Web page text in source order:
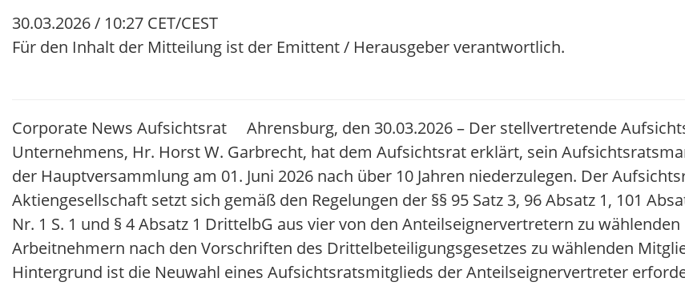
30.03.2026 / 10:27 CET/CEST
Für den Inhalt der Mitteilung ist der Emittent / Herausgeber verantwortlich.
Corporate News Aufsichtsrat Ahrensburg, den 30.03.2026 – Der stellvertretende
Unternehmens, Hr. Horst W. Garbrecht, hat dem Aufsichtsrat erklärt, sein
der Hauptversammlung am 01. Juni 2026 nach über 10 Jahren niederzulegen. Der
Aktiengesellschaft setzt sich gemäß den Regelungen der §§ 95 Satz 3, 96 Absatz 1, 101
Nr. 1 S. 1 und § 4 Absatz 1 DrittelbG aus vier von den Anteilseignervertretern zu
Arbeitnehmern nach den Vorschriften des Drittelbeteiligungsgesetzes zu wählenden
Hintergrund ist die Neuwahl eines Aufsichtsratsmitglieds der Anteilseignervertreter